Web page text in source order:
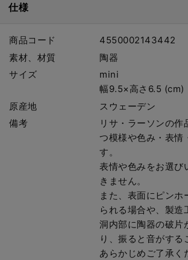
仕様
商品コード
4550002143442
素材、材質
陶器
サイズ
mini
幅9.5×高さ6.5 (cm)
原産地
スウェーデン
備考
リサ・ラーソンの作
つ模様や色み・表情
す。
表情や色みをお選び
きません。
また、表面にピンホ
られる場合や、製造
洞内部に陶器の破片
り、振ると音がする
あらかじめご了承く